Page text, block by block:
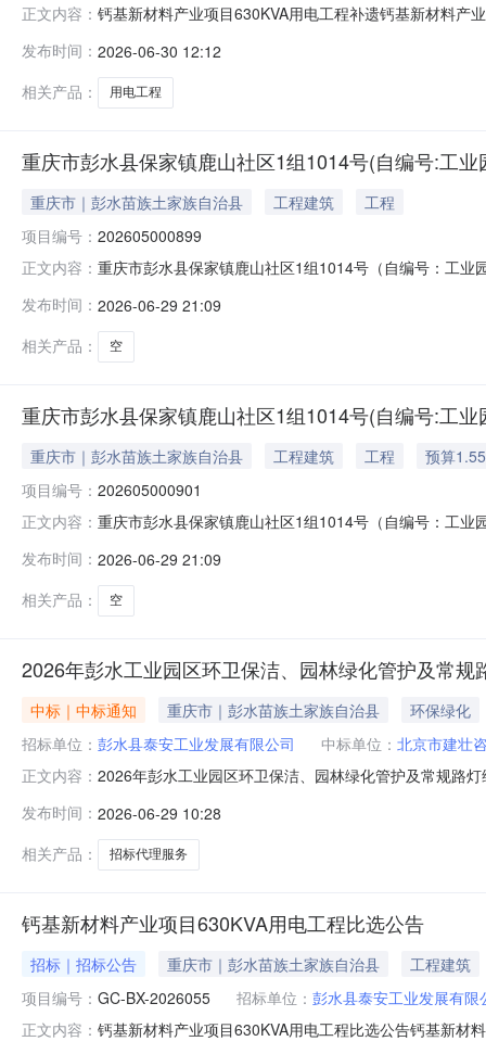
正文内容： 钙基新材料产业项目630KVA用电工程补遗钙基新材料产
高限价为310783.27元，大写：叁拾壹万零柒佰捌拾叁
发布时间： 2026-06-30 12:12
相关产品：
用电工程
重庆市彭水县保家镇鹿山社区1组1014号(自编号:工
重庆市｜彭水苗族土家族自治县 工程建筑
工程
项目编号： 202605000899
正文内容： 重庆市彭水县保家镇鹿山社区1组1014号（自编号：工
13信息披露结束日期2026-05-26标的所在地区重庆市市
发布时间： 2026-06-29 21:09
相关产品：
空
重庆市彭水县保家镇鹿山社区1组1014号(自编号:工
重庆市｜彭水苗族土家族自治县 工程建筑 工程
预算
项目编号： 202605000901
正文内容： 重庆市彭水县保家镇鹿山社区1组1014号（自编号：工
息披露结束日期2026-06-02标的所在地区重庆市市辖县
发布时间： 2026-06-29 21:09
相关产品：
空
2026年彭水工业园区环卫保洁、园林绿化管护及常规
中标｜中标通知 重庆市｜彭水苗族土家族自治县
环保绿化
招标单位： 彭水县泰安工业发展有限公司 中标单位： 北京市建壮
正文内容： 2026年彭水工业园区环卫保洁、园林绿化管护及常规路
理费最高限价3.6万元，以中标价作为合同包干价，由中
发布时间： 2026-06-29 10:28
相关产品：
招标代理服务
钙基新材料产业项目630KVA用电工程比选公告
招标｜招标公告 重庆市｜彭水苗族土家族自治县
工程建筑
项目编号： GC-BX-2026055 招标单位： 彭水县泰安工业发展有限
正文内容： 钙基新材料产业项目630KVA用电工程比选公告钙基新材